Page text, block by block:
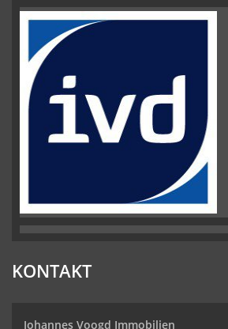
KONTAKT
Johannes Voogd Immobilien